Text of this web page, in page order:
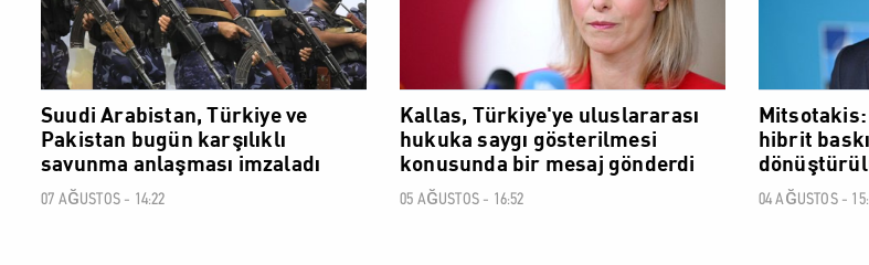
Suudi Arabistan, Türkiye ve
Pakistan bugün karşılıklı
savunma anlaşması imzaladı
07 AĞUSTOS - 14:22
Kallas, Türkiye'ye uluslararası
hukuka saygı gösterilmesi
konusunda bir mesaj gönderdi
05 AĞUSTOS - 16:52
hibrit
04 AĞUSTOS -